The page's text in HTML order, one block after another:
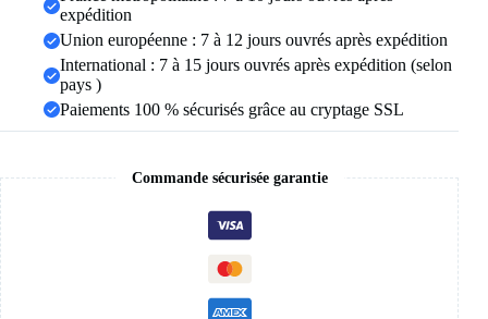
Vintage
simples
élégants
expédition
Union européenne : 7 à 12 jours ouvrés après expédition
International : 7 à 15 jours ouvrés après expédition (selon
pays )
Paiements 100 % sécurisés grâce au cryptage SSL
Commande sécurisée garantie